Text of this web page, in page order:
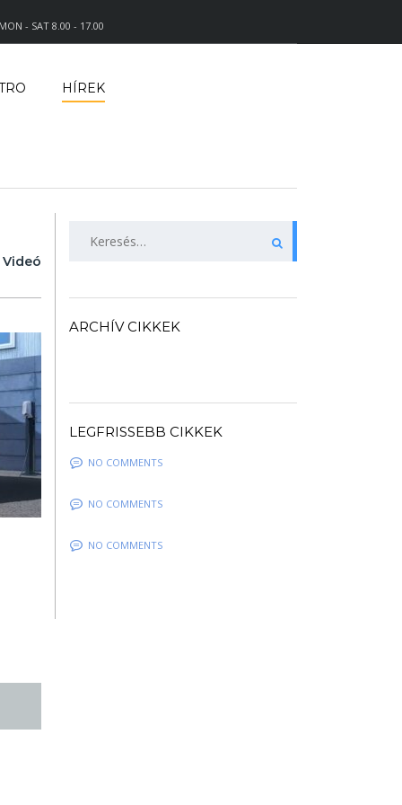
- SAT 8.00 - 17.00
HÍREK
Videó
KERESÉS:
ARCHÍV CIKKEK
LEGFRISSEBB CIKKEK
NO COMMENTS
NO COMMENTS
NO COMMENTS